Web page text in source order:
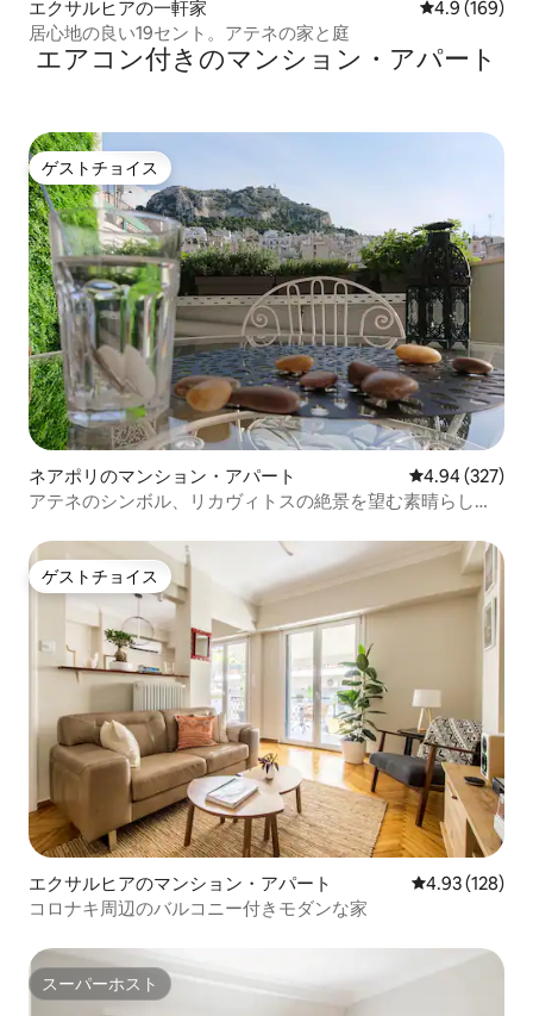
エクサルヒアの一軒家 レビュー169
4.9 (169)
居心地の良い19セント。アテネの家と庭
エアコン付きのマンション・アパート
ゲストチョイス
ゲストチョイス
ネアポリのマンション・アパート レビュー327
4.94 (327)
アテネのシンボル、リカヴィトスの絶景を望む素晴らしい
ゲストチョイス
ゲストチョイス
エクサルヒアのマンション・アパート レビュー128
4.93 (128)
コロナキ周辺のバルコニー付きモダンな家
スーパーホスト
スーパーホスト